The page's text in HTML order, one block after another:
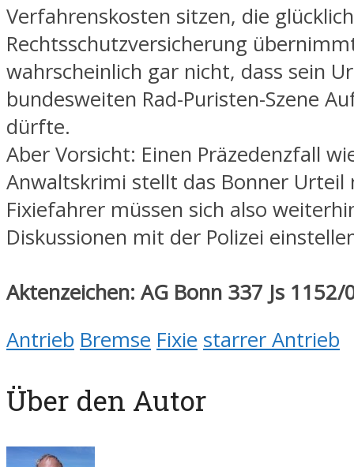
Verfahrenskosten sitzen, die
Rechtsschutzversicherung
wahrscheinlich gar nicht, dass sein
bundesweiten Rad-Puristen-Szene
dürfte.
Aber Vorsicht: Einen Präzedenzfall
Anwaltskrimi stellt das Bonner Urteil
Fixiefahrer müssen sich also
Diskussionen mit der Polizei
Aktenzeichen: AG Bonn 337 Js 1152/
Antrieb Bremse Fixie starrer Antrieb
Über den Autor